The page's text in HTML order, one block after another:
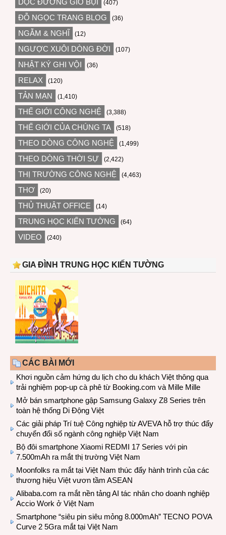
DỌC ĐƯỜNG GIÓ BỤI (407)
ĐỖ NGỌC TRANG BLOG (36)
NGẪM & NGHĨ (12)
NGƯỢC XUÔI DÒNG ĐỜI (107)
NHẬT KÝ GHI VỘI (36)
RELAX (120)
TẢN MẠN (1,410)
THẾ GIỚI CÔNG NGHỆ (3,388)
THẾ GIỚI CỦA CHÚNG TA (518)
THEO DÒNG CÔNG NGHỆ (1,499)
THEO DÒNG THỜI SỰ (2,422)
THỊ TRƯỜNG CÔNG NGHỆ (4,463)
THƠ (20)
THỦ THUẬT OFFICE (14)
TRUNG HỌC KIẾN TƯỜNG (64)
VIDEO (240)
GIA ĐÌNH TRUNG HỌC KIẾN TƯỜNG
CÁC BÀI MỚI
Khơi nguồn cảm hứng du lịch cho du khách Việt thông qua
trải nghiệm pop-up cà phê từ Booking.com và Mille Mille
Mở bán smartphone gập Samsung Galaxy Z8 Series trên
toàn hệ thống Di Động Việt
Các giải pháp Trí tuệ Công nghiệp từ AVEVA hỗ trợ thúc đẩy
chuyển đổi số ngành công nghiệp Việt Nam
Bộ đôi smartphone Xiaomi REDMI 17 Series với pin
7.500mAh ra mắt thị trường Việt Nam
Moonfolks ra mắt tại Việt Nam thúc đẩy hành trình của các
thương hiệu Việt vươn tầm ASEAN
Alibaba.com ra mắt nền tảng AI tác nhân cho doanh nghiệp
Accio Work ở Việt Nam
Smartphone “siêu pin siêu mỏng 8.000mAh” TECNO POVA
Curve 2 5Gra mắt tại Việt Nam